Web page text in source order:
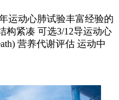
运动心肺试验丰富经验的
构紧凑 可选3/12导运动心
营养代谢评估 运动中